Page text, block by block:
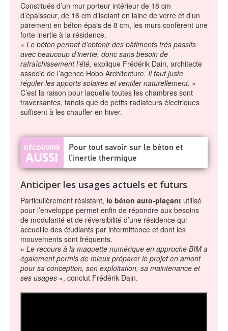
Constitués d’un mur porteur intérieur de 18 cm
d’épaisseur, de 16 cm d’isolant en laine de verre et d’un
parement en béton épais de 8 cm, les murs confèrent une
forte inertie à la résidence.
« Le béton permet d’obtenir des bâtiments très passifs
avec beaucoup d’inertie, donc sans besoin de
rafraîchissement l’été, explique Frédérik Dain, architecte
associé de l’agence Hobo Architecture. Il faut juste
réguler les apports solaires et ventiler naturellement. »
C’est la raison pour laquelle toutes les chambres sont
traversantes, tandis que de petits radiateurs électriques
suffisent à les chauffer en hiver.
Pour tout savoir sur le béton et
l’inertie thermique
Anticiper les usages actuels et futurs
Particulièrement résistant, le béton auto-plaçant utilisé
pour l’enveloppe permet enfin de répondre aux besoins
de modularité et de réversibilité d’une résidence qui
accueille des étudiants par intermittence et dont les
mouvements sont fréquents.
« Le recours à la maquette numérique en approche BIM a
également permis de mieux préparer le projet en amont
pour sa conception, son exploitation, sa maintenance et
ses usages », conclut Frédérik Dain.